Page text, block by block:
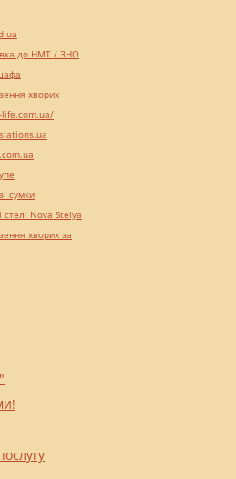
до НМТ / ЗНО
хворих
life.com.ua/
сумки
стелі Nova Stelya
хворих за